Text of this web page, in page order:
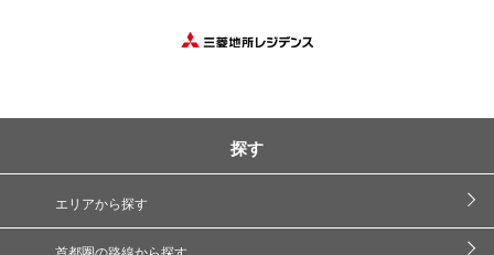
探す
エリアから探す